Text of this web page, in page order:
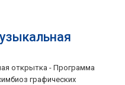
открытка - Программа
графических